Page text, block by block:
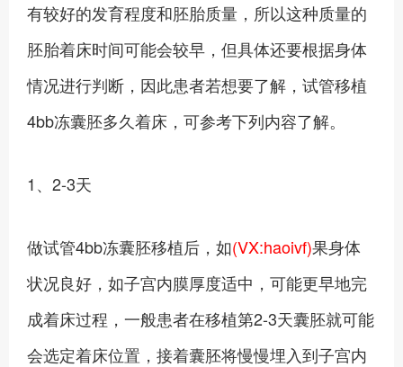
有较好的发育程度和胚胎质量，所以这种质量的
胚胎着床时间可能会较早，但具体还要根据身体
情况进行判断，因此患者若想要了解，试管移植
4bb冻囊胚多久着床，可参考下列内容了解。
1、2-3天
做试管4bb冻囊胚移植后，如(VX:haoivf)果身体
状况良好，如子宫内膜厚度适中，可能更早地完
成着床过程，一般患者在移植第2-3天囊胚就可能
会选定着床位置，接着囊胚将慢慢埋入到子宫内